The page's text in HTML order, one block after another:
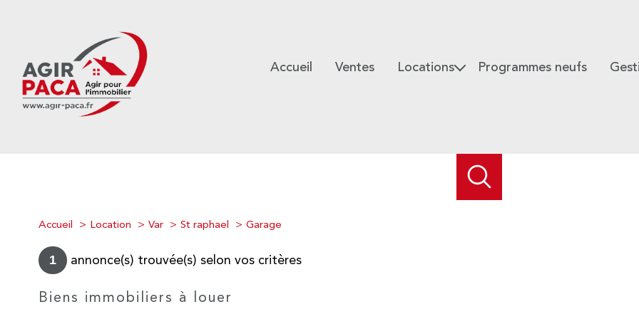
Accueil Ventes Locations Programmes neufs
Accueil Location Var St raphael Garage
1 annonce(s) trouvée(s) selon vos critères
Biens immobiliers à louer